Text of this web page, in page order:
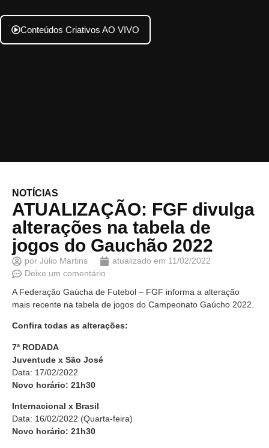
Conteúdos Criativos AO VIVO
NOTÍCIAS
ATUALIZAÇÃO: FGF divulga
alterações na tabela de
jogos do Gauchão 2022
por Júlio Martins atualizado em 11/02/2022
Deixe um comentário
A Federação Gaúcha de Futebol – FGF informa a alteração
mais recente na tabela de jogos do Campeonato Gaúcho 2022.
Confira todas as alterações:
7ª RODADA
Juventude x São José
Data: 17/02/2022
Novo horário: 21h30
Internacional x Brasil
Data: 16/02/2022 (Quarta-feira)
Novo horário: 21h30